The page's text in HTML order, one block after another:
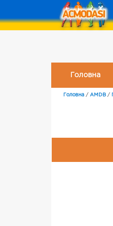
Головна
Головна / AMDB /